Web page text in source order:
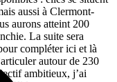
aussi à Clermont-
aurons atteint 200
La suite sera
compléter ici et là
autour de 230
ambitieux, j’ai